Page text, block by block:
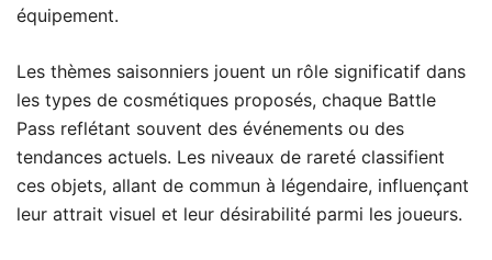
équipement.
Les thèmes saisonniers jouent un rôle significatif dans
les types de cosmétiques proposés, chaque Battle
Pass reflétant souvent des événements ou des
tendances actuels. Les niveaux de rareté classifient
ces objets, allant de commun à légendaire, influençant
leur attrait visuel et leur désirabilité parmi les joueurs.